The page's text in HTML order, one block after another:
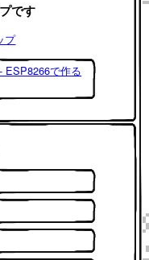
です
プ
ESP8266で作る